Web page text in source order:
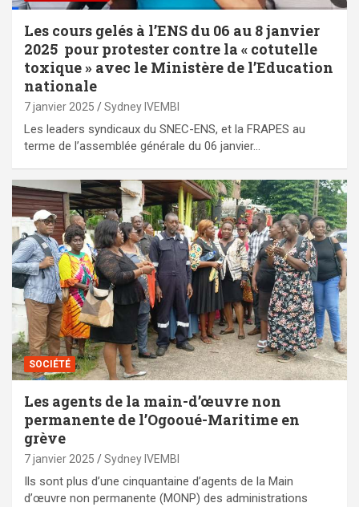
Les cours gelés à l’ENS du 06 au 8 janvier
2025 pour protester contre la « cotutelle
toxique » avec le Ministère de l’Education
nationale
7 janvier 2025 Sydney IVEMBI
Les leaders syndicaux du SNEC-ENS, et la FRAPES au
terme de l’assemblée générale du 06 janvier…
SOCIÉTÉ
Les agents de la main-d’œuvre non
permanente de l’Ogooué-Maritime en
grève
7 janvier 2025 Sydney IVEMBI
Ils sont plus d’une cinquantaine d’agents de la Main
d’œuvre non permanente (MONP) des administrations